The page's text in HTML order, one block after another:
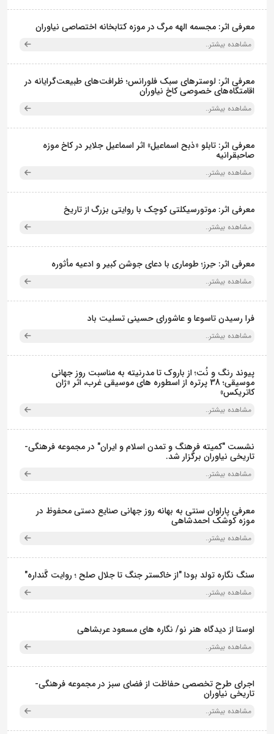
معرفی اثر: مجسمه الهه مرگ در موزه کتابخانه اختصاصی نیاوران
مشاهده بیشتر..
معرفی اثر: لوسترهای سبک فلورانس؛ ظرافت‌های طبیعت‌گرایانه در
اقامتگاه‌های خصوصی کاخ نیاوران
مشاهده بیشتر..
معرفی اثر: تابلو «ذبح اسماعیل» اثر اسماعیل جلایر در کاخ موزه
صاحبقرانیه
مشاهده بیشتر..
معرفی اثر: موتورسیکلتی کوچک با روایتی بزرگ از تاریخ
مشاهده بیشتر..
معرفی اثر: حِرز؛ طوماری با دعای جوشن کبیر و ادعیه مأثوره
مشاهده بیشتر..
فرا رسیدن تاسوعا و عاشورای حسینی تسلیت باد
مشاهده بیشتر..
پیوند رنگ و نُت؛ از باروک تا مدرنیته به مناسبت روز جهانی
موسیقی؛ 38 پرتره از اسطوره های موسیقی غرب، اثر «ژان
کاتریکس»
مشاهده بیشتر..
نشست "کمیته فرهنگ و تمدن اسلام و ایران" در مجموعه فرهنگی‌-
تاریخی نیاوران برگزار شد.
مشاهده بیشتر..
معرفی پاراوان سنتی به بهانه روز جهانی صنایع دستی محفوظ در
موزه کوشک احمدشاهی
مشاهده بیشتر..
سنگ نگاره تولد بودا "از خاکستر جنگ تا جلال صلح ؛ روایت گَنداره"
مشاهده بیشتر..
اوستا از دیدگاه هنر نو/ نگاره های مسعود عربشاهی
مشاهده بیشتر..
اجرای طرح تخصصی حفاظت از فضای سبز در مجموعه فرهنگی-
تاریخی نیاوران
مشاهده بیشتر..